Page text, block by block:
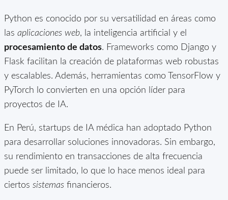
Python es conocido por su versatilidad en áreas como
las aplicaciones web, la inteligencia artificial y el
procesamiento de datos. Frameworks como Django y
Flask facilitan la creación de plataformas web robustas
y escalables. Además, herramientas como TensorFlow y
PyTorch lo convierten en una opción líder para
proyectos de IA.
En Perú, startups de IA médica han adoptado Python
para desarrollar soluciones innovadoras. Sin embargo,
su rendimiento en transacciones de alta frecuencia
puede ser limitado, lo que lo hace menos ideal para
ciertos sistemas financieros.